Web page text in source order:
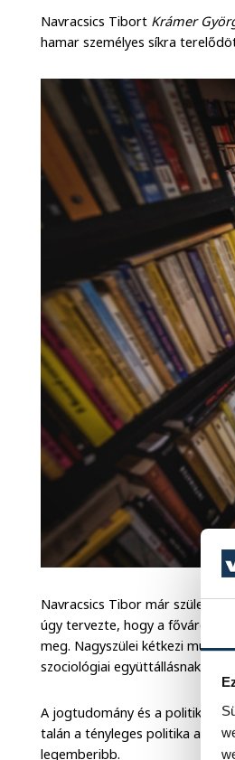
Navracsics Tibort Krámer
hamar személyes síkra
Navracsics Tibor már
úgy tervezte, hogy a
meg. Nagyszülei kétkezi
szociológiai együttállásnak
A jogtudomány és a
talán a tényleges politika az,
legemberibb.